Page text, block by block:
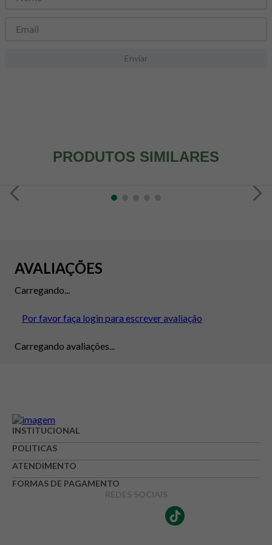
Enviar
PRODUTOS SIMILARES
AVALIAÇÕES
Carregando...
Por favor faça login para escrever avaliação
Carregando avaliações...
INSTITUCIONAL
POLITICAS
ATENDIMENTO
FORMAS DE PAGAMENTO
REDES SOCIAIS
8º snack proteico mundo verde
9 psyllium